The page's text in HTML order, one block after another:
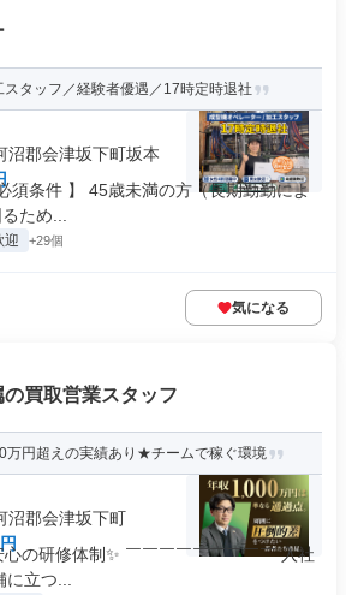
タッフ／経験者優遇／17時定時退社
沼郡会津坂下町坂本
須条件 】 45歳未満の方（長期勤勤によ
ため...
迎 +29個
気になる
買取営業スタッフ
万円超えの実績あり★チームで稼ぐ環境
沼郡会津坂下町
の研修体制✨ ￣￣￣￣￣￣￣￣￣ 入社
立つ...